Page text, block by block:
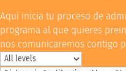
Aquí inicia tu proceso de
programa al que quieres
nos comunicaremos contigo